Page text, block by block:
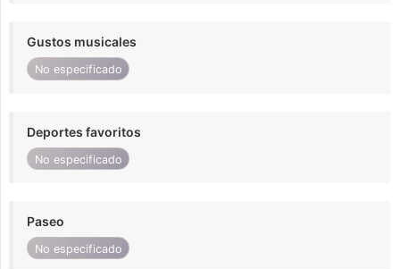
Gustos musicales
No especificado
Deportes favoritos
No especificado
Paseo
No especificado